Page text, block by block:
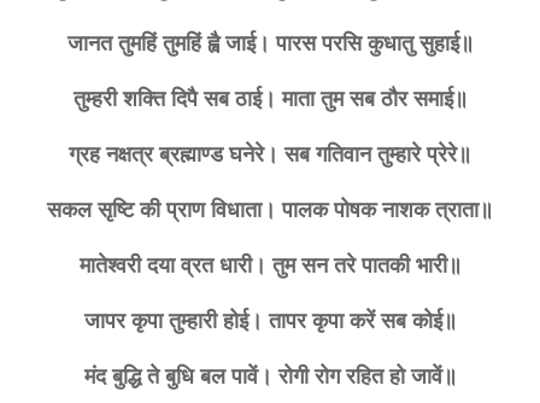
जानत तुमहिं तुमहिं ह्वै जाई। पारस परसि कुधातु सुहाई॥
तुम्हरी शक्ति दिपै सब ठाई। माता तुम सब ठौर समाई॥
ग्रह नक्षत्र ब्रह्माण्ड घनेरे। सब गतिवान तुम्हारे प्रेरे॥
सकल सृष्टि की प्राण विधाता। पालक पोषक नाशक त्राता॥
मातेश्वरी दया व्रत धारी। तुम सन तरे पातकी भारी॥
जापर कृपा तुम्हारी होई। तापर कृपा करें सब कोई॥
मंद बुद्धि ते बुधि बल पावें। रोगी रोग रहित हो जावें॥